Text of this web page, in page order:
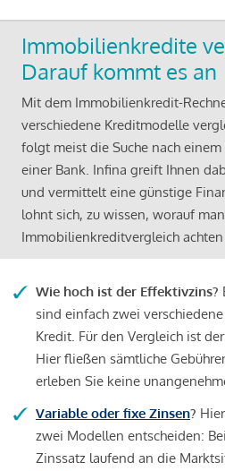
Immobilienkredite
Darauf kommt es an
Mit dem Immobilienkredit-
verschiedene Kreditmodelle
folgt meist die Suche nach
einer Bank. Infina greift Ihnen
und vermittelt eine günstige
lohnt sich, zu wissen, worauf
Immobilienkreditvergleich achten
Wie hoch ist der Effektivzins?
sind einfach zwei
Kredit. Für den Vergleich ist
Hier fließen sämtliche
erleben Sie keine
Variable oder fixe Zinsen?
zwei Modellen entscheiden: Bei
Zinssatz laufend an die